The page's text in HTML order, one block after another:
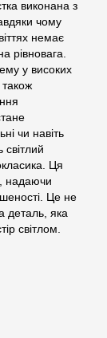
виконана з
чому
немає
рівновага.
у високих
також
чи навіть
світлий
Ця
надаючи
Це не
деталь, яка
світлом.